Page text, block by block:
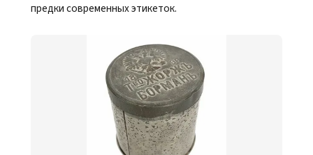
предки современных этикеток.